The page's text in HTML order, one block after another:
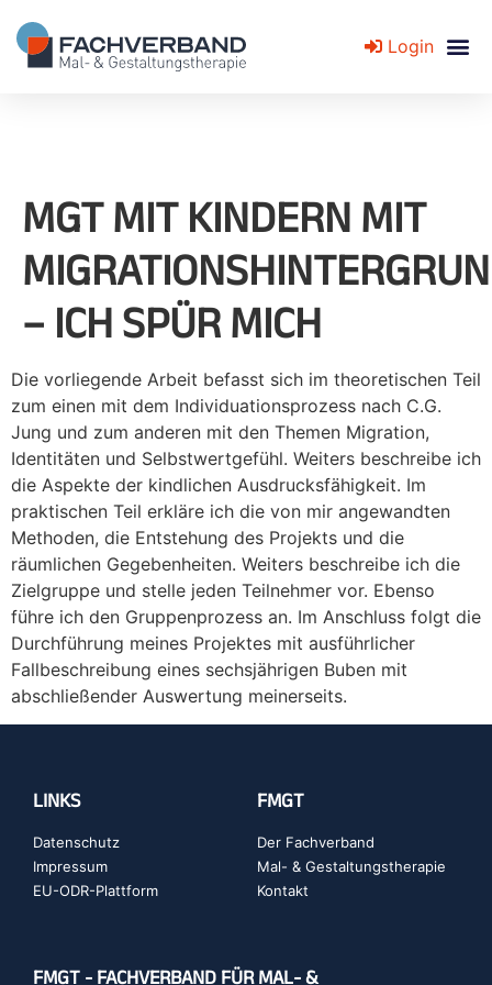
Login
MGT MIT KINDERN MIT
– ICH SPÜR MICH
Die vorliegende Arbeit befasst sich im theoretischen Teil
zum einen mit dem Individuationsprozess nach C.G.
Jung und zum anderen mit den Themen Migration,
Identitäten und Selbstwertgefühl. Weiters beschreibe ich
die Aspekte der kindlichen Ausdrucksfähigkeit. Im
praktischen Teil erkläre ich die von mir angewandten
Methoden, die Entstehung des Projekts und die
räumlichen Gegebenheiten. Weiters beschreibe ich die
Zielgruppe und stelle jeden Teilnehmer vor. Ebenso
führe ich den Gruppenprozess an. Im Anschluss folgt die
Durchführung meines Projektes mit ausführlicher
Fallbeschreibung eines sechsjährigen Buben mit
abschließender Auswertung meinerseits.
LINKS
Datenschutz
Impressum
EU-ODR-Plattform
FMGT
Der Fachverband
Mal- & Gestaltungstherapie
Kontakt
FMGT - FACHVERBAND FÜR MAL- &